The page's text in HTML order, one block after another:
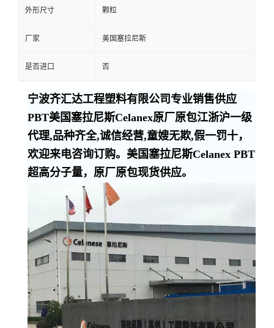
外形尺寸 颗粒
厂家 美国塞拉尼斯
是否进口 否
宁波齐汇达工程塑料有限公司专业销售供应
PBT美国塞拉尼斯Celanex原厂原包江浙沪一级
代理,品种齐全,诚信经营,童嫂无欺,假一罚十，
欢迎来电咨询订购。美国塞拉尼斯Celanex PBT
超高分子量，原厂原包现货供应。